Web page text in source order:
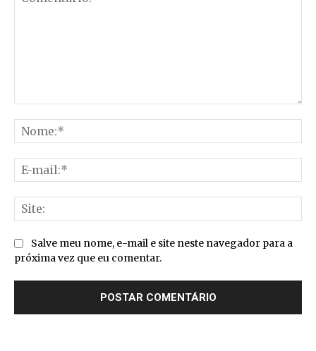
Salve meu nome, e-mail e site neste navegador para a
próxima vez que eu comentar.